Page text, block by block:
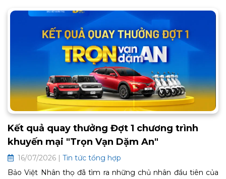
Kết quả quay thưởng Đợt 1 chương trình
khuyến mại "Trọn Vạn Dặm An"
16/07/2026 | Tin tức tổng hợp
Bảo Việt Nhân thọ đã tìm ra những chủ nhân đầu tiên của